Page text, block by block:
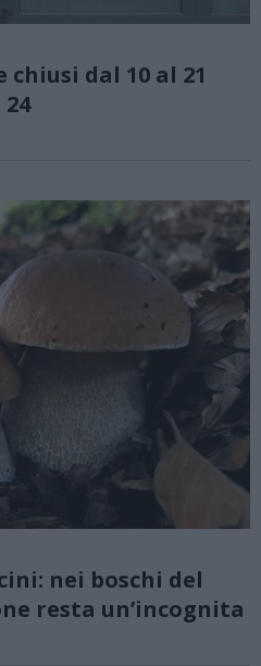
chiusi dal 10 al 21
nei boschi del
resta un’incognita